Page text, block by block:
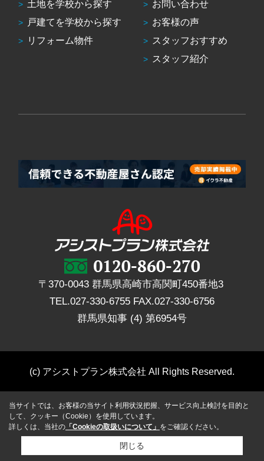
土地を学校から探す
戸建てを学校から探す
リフォーム物件
お問い合わせ
お客様の声
スタッフおすすめ
スタッフ紹介
〒370-0043 群馬県高崎市高関町450番地3
TEL.027-330-6755 FAX.027-330-6756
群馬県知事 (4) 第6954号
(c) アシストプラン株式会社 All Rights Reserved.
当サイトでは、お客様の当サイト利用状況把握、サービス向上検討を目的と
して、クッキー（Cookie）を使用しています。
詳しくは、当社の 「Cookieの取扱いについて」 をご確認ください。
閉じる